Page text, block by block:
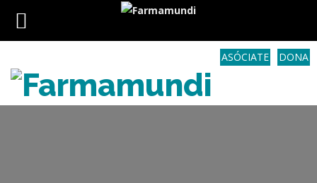
DONA
ASÓCIATE